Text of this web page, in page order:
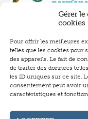
Gérer
cookies
Pour offrir les meilleures
telles que les cookies pour
des appareils. Le fait de
de traiter des données
les ID uniques sur ce site.
consentement peut avoir
caractéristiques et
SOMMAIRE
Abonnement
Annonceurs